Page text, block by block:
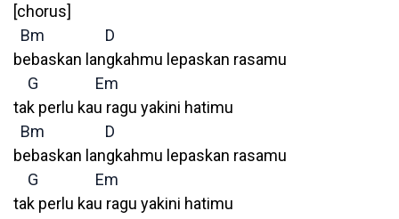
[chorus]
Bm
D
bebaskan langkahmu lepaskan rasamu
G
Em
tak perlu kau ragu yakini hatimu
Bm
D
bebaskan langkahmu lepaskan rasamu
G
Em
tak perlu kau ragu yakini hatimu